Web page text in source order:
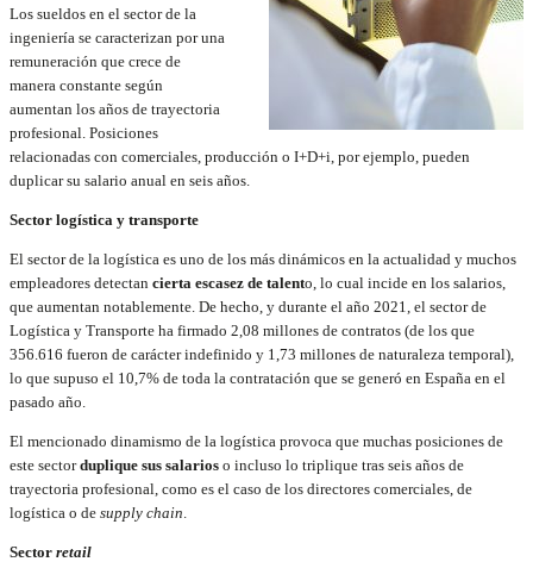
Los sueldos en el sector de la
ingeniería se caracterizan por una
remuneración que crece de
manera constante según
aumentan los años de trayectoria
profesional. Posiciones
relacionadas con comerciales, producción o I+D+i, por ejemplo, pueden
duplicar su salario anual en seis años.
Sector logística y transporte
El sector de la logística es uno de los más dinámicos en la actualidad y muchos
empleadores detectan cierta escasez de talento, lo cual incide en los salarios,
que aumentan notablemente. De hecho, y durante el año 2021, el sector de
Logística y Transporte ha firmado 2,08 millones de contratos (de los que
356.616 fueron de carácter indefinido y 1,73 millones de naturaleza temporal),
lo que supuso el 10,7% de toda la contratación que se generó en España en el
pasado año.
El mencionado dinamismo de la logística provoca que muchas posiciones de
este sectorduplique sus salarios o incluso lo triplique tras seis años de
trayectoria profesional, como es el caso de los directores comerciales, de
logística o de supply chain
Sector retail